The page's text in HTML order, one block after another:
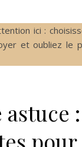
ici :
et oubliez le
pour